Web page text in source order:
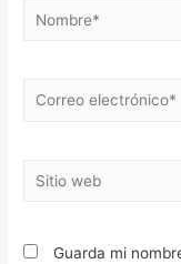
Nombre*
Correo
Sitio
Guarda mi